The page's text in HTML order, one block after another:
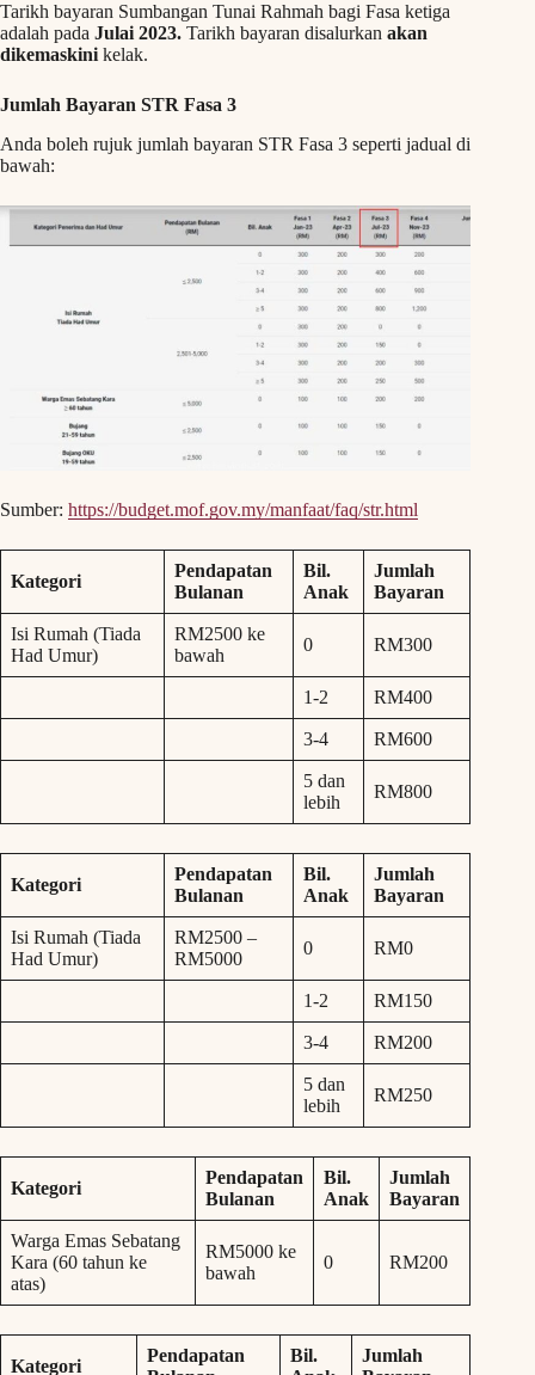
Tarikh bayaran Sumbangan Tunai Rahmah bagi Fasa ketiga
adalah pada Julai 2023. Tarikh bayaran disalurkan akan
dikemaskini kelak.
Jumlah Bayaran STR Fasa 3
Anda boleh rujuk jumlah bayaran STR Fasa 3 seperti jadual di
bawah:
Sumber: https://budget.mof.gov.my/manfaat/faq/str.html
Kategori
Pendapatan
Bulanan
Bil.
Anak
Jumlah
Bayaran
Isi Rumah (Tiada
Had Umur)
RM2500 ke
bawah
0 RM300
1-2 RM400
3-4 RM600
5 dan
lebih
RM800
Kategori
Pendapatan
Bulanan
Bil.
Anak
Jumlah
Bayaran
Isi Rumah (Tiada
Had Umur)
RM2500 –
RM5000
0 RM0
1-2 RM150
3-4 RM200
5 dan
lebih
RM250
Kategori
Pendapatan
Bulanan
Bil.
Anak
Jumlah
Bayaran
Warga Emas Sebatang
Kara (60 tahun ke
atas)
RM5000 ke
bawah
0 RM200
Kategori
Pendapatan
Bil.
Jumlah